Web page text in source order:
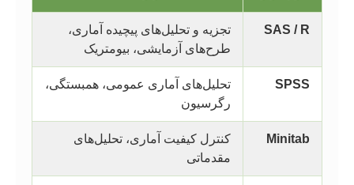
SAS / R
تجزیه و تحلیل‌های پیچیده آماری،
طرح‌های آزمایشی، بیومتریک
SPSS
تحلیل‌های آماری عمومی، همبستگی،
رگرسیون
Minitab
کنترل کیفیت آماری، تحلیل‌های
مقدماتی